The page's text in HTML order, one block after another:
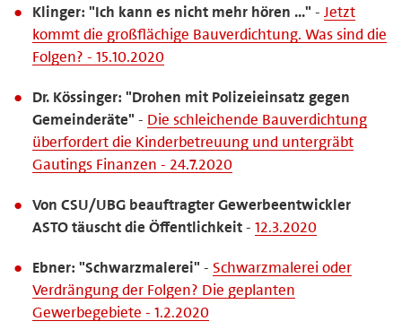
Klinger: "Ich kann es nicht mehr hören ..." -Jetzt
kommt die großflächige Bauverdichtung. Was sind die
Folgen? - 15.10.2020
Dr. Kössinger: "Drohen mit Polizeieinsatz gegen
Gemeinderäte" - Die schleichende Bauverdichtung
überfordert die Kinderbetreuung und untergräbt
Gautings Finanzen - 24.7.2020
Von CSU/UBG beauftragter Gewerbeentwickler
ASTO täuscht die Öffentlichkeit-12.3.2020
Ebner: "Schwarzmalerei" - Schwarzmalerei oder
Verdrängung der Folgen? Die geplanten
Gewerbegebiete - 1.2.2020